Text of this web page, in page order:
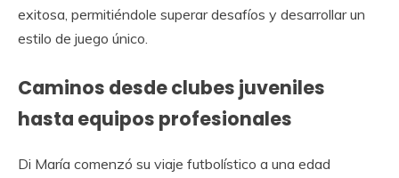
exitosa, permitiéndole superar desafíos y desarrollar un
estilo de juego único.
Caminos desde clubes juveniles
hasta equipos profesionales
Di María comenzó su viaje futbolístico a una edad